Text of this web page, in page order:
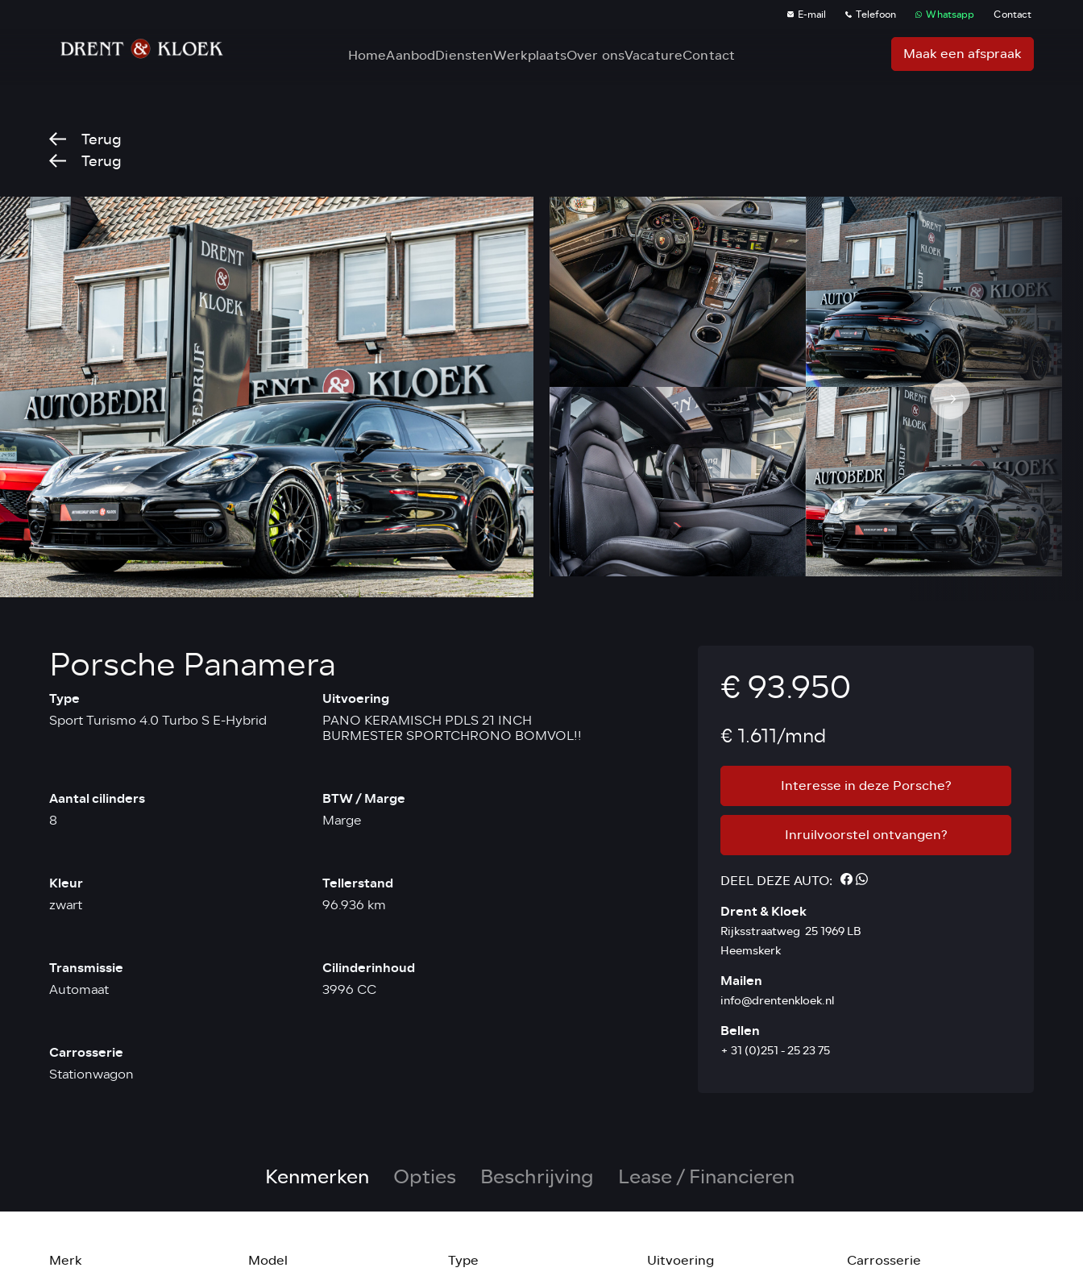
E-mail Telefoon Whatsapp Contact
HomeAanbodDienstenWerkplaatsOver onsVacatureContact Maak een afspraak
Terug
Terug
Porsche Panamera
Type
Sport Turismo 4.0 Turbo S E-Hybrid
Uitvoering
PANO KERAMISCH PDLS 21 INCH
BURMESTER SPORTCHRONO BOMVOL!!
Aantal cilinders
8
BTW / Marge
Marge
Kleur
zwart
Tellerstand
96.936 km
Transmissie
Automaat
Cilinderinhoud
3996 CC
Carrosserie
Stationwagon
€ 93.950
€ 1.611/mnd
Interesse in deze Porsche?
Inruilvoorstel ontvangen?
DEEL DEZE AUTO:
Drent & Kloek
Rijksstraatweg 25 1969 LB
Heemskerk
Mailen
info@drentenkloek.nl
Bellen
+ 31 (0)251 - 25 23 75
Kenmerken Opties Beschrijving Lease / Financieren
Merk
Model
Type
Uitvoering
Carrosserie